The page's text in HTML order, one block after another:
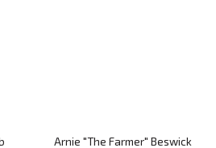
Arnie "The Farmer" Beswick